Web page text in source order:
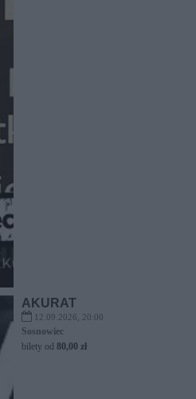
AKURAT
12.09.2026, 20:00
Sosnowiec
bilety od 80,00 zł